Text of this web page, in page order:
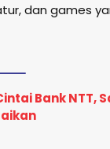
dan games
Bank NTT,